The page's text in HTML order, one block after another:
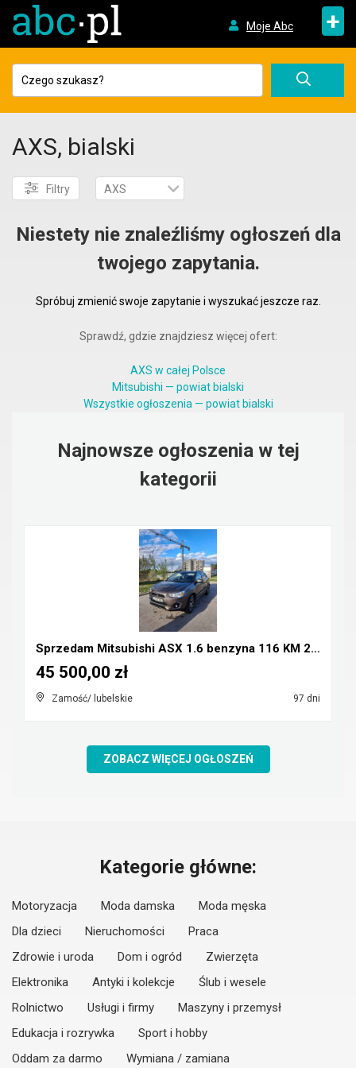
Moje Abc +
AXS, bialski
Filtry AXS
Niestety nie znaleźliśmy ogłoszeń dla
twojego zapytania.
Spróbuj zmienić swoje zapytanie i wyszukać jeszcze raz.
Sprawdź, gdzie znajdziesz więcej ofert:
AXS w całej Polsce
Mitsubishi — powiat bialski
Wszystkie ogłoszenia — powiat bialski
Najnowsze ogłoszenia w tej
kategorii
Sprzedam Mitsubishi ASX 1.6 benzyna 116 KM 2016r
Zamość/ lubelskie 97 dni
45 500,00 zł
ZOBACZ WIĘCEJ OGŁOSZEŃ
Kategorie główne:
Motoryzacja Moda damska
Moda męska
Dla dzieci
Nieruchomości
Praca
Zdrowie i uroda
Dom i ogród
Zwierzęta
Elektronika
Antyki i kolekcje
Ślub i wesele
Rolnictwo
Usługi i firmy
Maszyny i przemysł
Edukacja i rozrywka
Sport i hobby
Oddam za darmo
Wymiana / zamiana